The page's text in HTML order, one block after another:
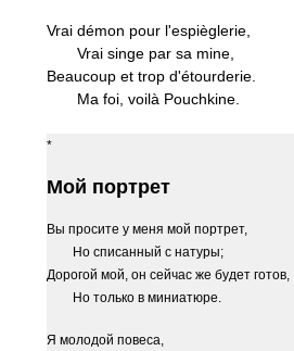
Vrai démon pour l'espièglerie,
Vrai singe par sa mine,
Beaucoup et trop d'étourderie.
Ma foi, voilà Pouchkine.
Мой портрет
Вы просите у меня мой портрет,
Но списанный с натуры;
Дорогой мой, он сейчас же будет готов,
Но только в миниатюре.
Я молодой повеса,